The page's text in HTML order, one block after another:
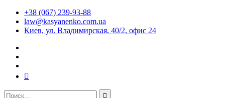
+38 (067) 239-93-88
law@kasyanenko.com.ua
Киев, ул. Владимирская, 40/2, офис 24